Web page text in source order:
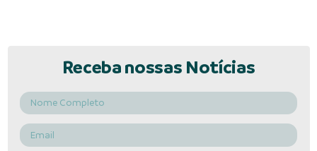
Receba nossas Notícias